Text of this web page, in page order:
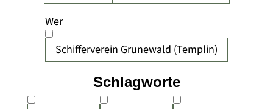
Wer
Schifferverein Grunewald (Templin)
Schlagworte